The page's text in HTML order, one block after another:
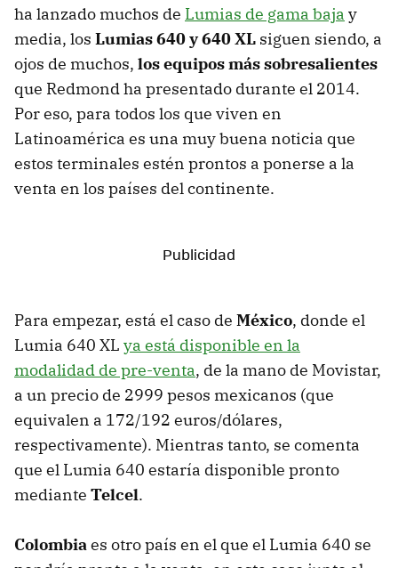
ha lanzado muchos de Lumias de gama baja y
media, los Lumias 640 y 640 XL siguen siendo, a
ojos de muchos, los equipos más sobresalientes
que Redmond ha presentado durante el 2014.
Por eso, para todos los que viven en
Latinoamérica es una muy buena noticia que
estos terminales estén prontos a ponerse a la
venta en los países del continente.
Para empezar, está el caso de México, donde el
Lumia 640 XL ya está disponible en la
modalidad de pre-venta, de la mano de Movistar,
a un precio de 2999 pesos mexicanos (que
equivalen a 172/192 euros/dólares,
respectivamente). Mientras tanto, se comenta
que el Lumia 640 estaría disponible pronto
mediante Telcel.
Colombiaes otro país en el que el Lumia 640 se